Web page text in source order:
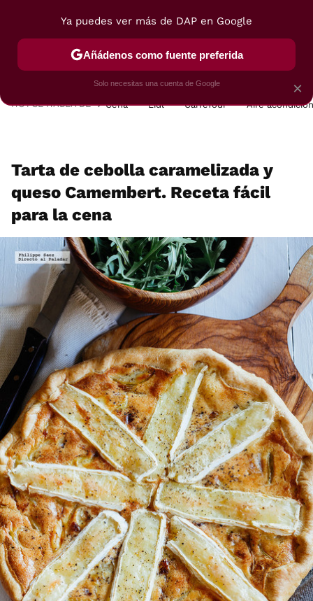
POSTRES VIAJES SELECCIÓN VEGUI
HOY SE HABLA DE Cena Lidl Carrefour Aire
Tarta de cebolla caramelizada y
queso Camembert. Receta fácil
para la cena
×
Ya puedes ver más de DAP en Google
Añádenos como fuente preferida
Solo necesitas una cuenta de Google